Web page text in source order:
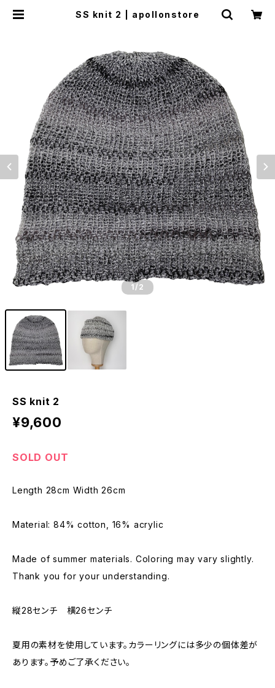
SS knit 2 | apollonstore
1 /2
SS knit 2
¥9,600
SOLD OUT
Length 28cm Width 26cm
Material: 84% cotton, 16% acrylic
Made of summer materials. Coloring may vary slightly.
Thank you for your understanding.
縦28センチ 横26センチ
夏用の素材を使用しています。カラーリングには多少の個体差が
あります。予めご了承ください。